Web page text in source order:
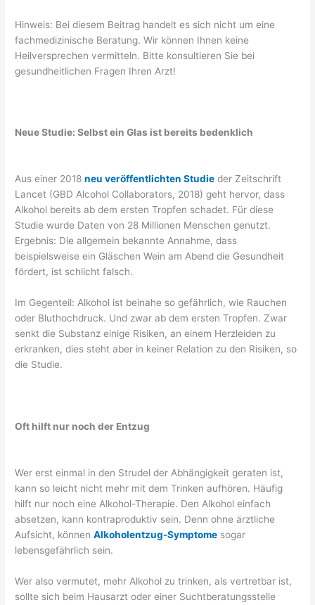
Hinweis: Bei diesem Beitrag handelt es sich nicht um eine
fachmedizinische Beratung. Wir können Ihnen keine
Heilversprechen vermitteln. Bitte konsultieren Sie bei
gesundheitlichen Fragen Ihren Arzt!
Neue Studie: Selbst ein Glas ist bereits bedenklich
Aus einer 2018neu veröffentlichten Studie der Zeitschrift
Lancet (GBD Alcohol Collaborators, 2018) geht hervor, dass
Alkohol bereits ab dem ersten Tropfen schadet. Für diese
Studie wurde Daten von 28 Millionen Menschen genutzt.
Ergebnis: Die allgemein bekannte Annahme, dass
beispielsweise ein Gläschen Wein am Abend die Gesundheit
fördert, ist schlicht falsch.
Im Gegenteil: Alkohol ist beinahe so gefährlich, wie Rauchen
oder Bluthochdruck. Und zwar ab dem ersten Tropfen. Zwar
senkt die Substanz einige Risiken, an einem Herzleiden zu
erkranken, dies steht aber in keiner Relation zu den Risiken, so
die Studie.
Oft hilft nur noch der Entzug
Wer erst einmal in den Strudel der Abhängigkeit geraten ist,
kann so leicht nicht mehr mit dem Trinken aufhören. Häufig
hilft nur noch eine Alkohol-Therapie. Den Alkohol einfach
absetzen, kann kontraproduktiv sein. Denn ohne ärztliche
Aufsicht, könnenAlkoholentzug-Symptome sogar
lebensgefährlich sein.
Wer also vermutet, mehr Alkohol zu trinken, als vertretbar ist,
sollte sich beim Hausarzt oder einer Suchtberatungsstelle